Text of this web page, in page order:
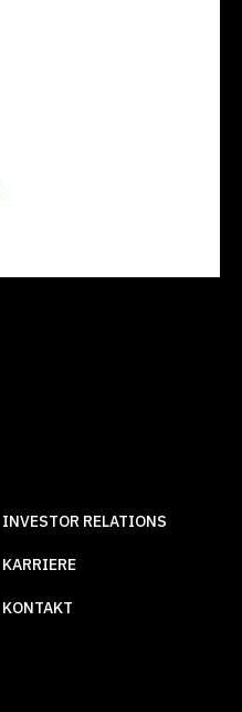
INVESTOR RELATIONS
KARRIERE
KONTAKT